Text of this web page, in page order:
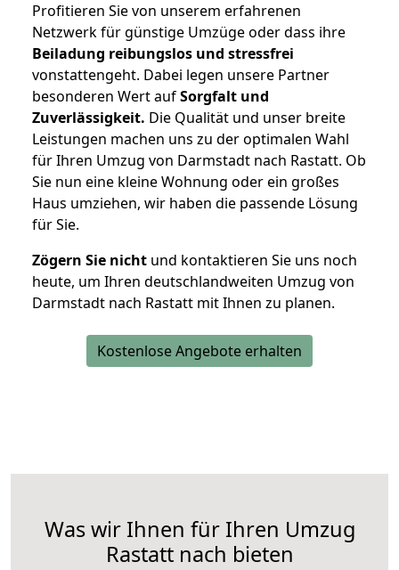
Profitieren Sie von unserem erfahrenen
Netzwerk für günstige Umzüge oder dass ihre
Beiladung reibungslos und stressfrei
vonstattengeht. Dabei legen unsere Partner
besonderen Wert aufSorgfalt und
Zuverlässigkeit. Die Qualität und unser breite
Leistungen machen uns zu der optimalen Wahl
für Ihren Umzug von Darmstadt nach Rastatt. Ob
Sie nun eine kleine Wohnung oder ein großes
Haus umziehen, wir haben die passende Lösung
für Sie.
Zögern Sie nicht und kontaktieren Sie uns noch
heute, um Ihren deutschlandweiten Umzug von
Darmstadt nach Rastatt mit Ihnen zu planen.
Kostenlose Angebote erhalten
Was wir Ihnen für Ihren Umzug
Rastatt nach bieten